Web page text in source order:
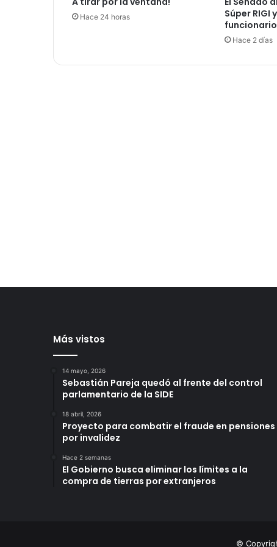
Hace 24 horas
Súper RIGI
Hace 2 días
Más vistos
14 mayo, 2026
Sebastián Pareja quedó al frente del control
parlamentario de la SIDE
18 abril, 2026
Proyecto para combatir el fraude en pensiones
por invalidez
Hace 2 semanas
El Gobierno busca eliminar los límites a la
compra de tierras por extranjeros
©